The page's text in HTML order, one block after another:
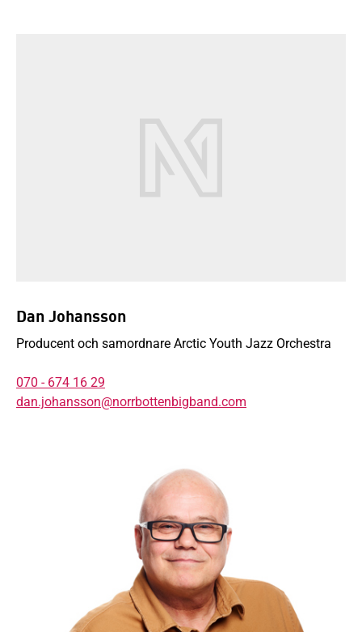
Dan Johansson
Producent och samordnare Arctic Youth Jazz Orchestra
070 - 674 16 29
dan.johansson@norrbottenbigband.com